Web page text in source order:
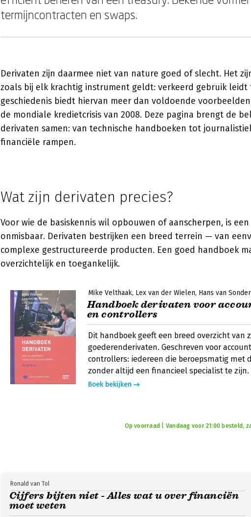
termijncontracten en swaps.
Derivaten zijn daarmee niet van nature goed of slecht. Het
zoals bij elk krachtig instrument geldt: verkeerd gebruik leidt
geschiedenis biedt hiervan meer dan voldoende
de mondiale kredietcrisis van 2008. Deze pagina brengt de
derivaten samen: van technische handboeken tot
financiële rampen.
Wat zijn derivaten precies?
Voor wie de basiskennis wil opbouwen of aanscherpen, is
onmisbaar. Derivaten bestrijken een breed terrein — van
complexe gestructureerde producten. Een goed handboek
overzichtelijk en toegankelijk.
Mike Velthaak Lex van der Wielen Hans van
Handboek derivaten voor
en controllers
Dit handboek geeft een breed overzicht van
goederenderivaten. Geschreven voor
controllers: iedereen die beroepsmatig met
zonder altijd een financieel specialist te zijn.
Boek bekijken
Op voorraad | Vandaag voor 21:00 besteld,
Cijfers bijten niet - Alles wat u over financiën
moet weten
Ronald van Tol